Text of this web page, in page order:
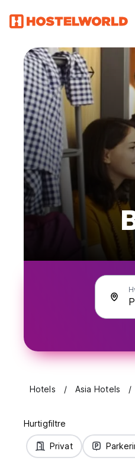
Hotels Asia Hotels
Hurtigfiltre
Privat